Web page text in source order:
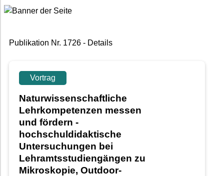
Forschendenverzeichnis
Suche in Publikationen
Newsletter
Publikation Nr. 1726 - Details
Vortrag
Naturwissenschaftliche
Lehrkompetenzen messen
und fördern -
hochschuldidaktische
Untersuchungen bei
Lehramtsstudiengängen zu
Mikroskopie, Outdoor-